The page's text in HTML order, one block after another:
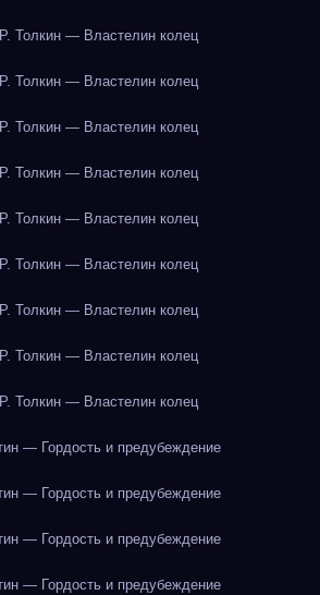
Толкин — Властелин колец
Толкин — Властелин колец
Толкин — Властелин колец
Толкин — Властелин колец
Толкин — Властелин колец
Толкин — Властелин колец
Толкин — Властелин колец
Толкин — Властелин колец
Толкин — Властелин колец
— Гордость и предубеждение
— Гордость и предубеждение
— Гордость и предубеждение
— Гордость и предубеждение